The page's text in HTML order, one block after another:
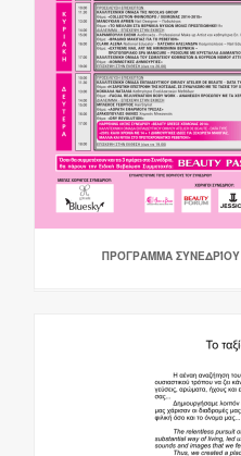
ΠΡΌΓΡΑΜΜΑ ΣΥΝΕΔΡΊΟΥ